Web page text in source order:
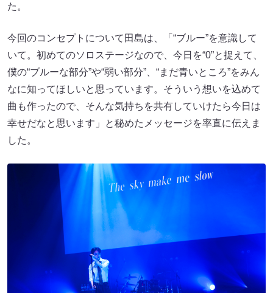
た。
今回のコンセプトについて田島は、「“ブルー”を意識して
いて。初めてのソロステージなので、今日を“0”と捉えて、
僕の“ブルーな部分”や“弱い部分”、“まだ青いところ”をみん
なに知ってほしいと思っています。そういう想いを込めて
曲も作ったので、そんな気持ちを共有していけたら今日は
幸せだなと思います」と秘めたメッセージを率直に伝えま
した。